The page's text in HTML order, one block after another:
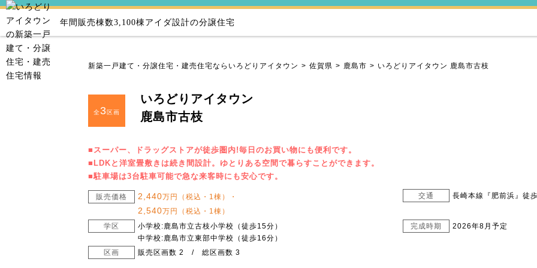
年間販売棟数3,100棟アイダ設計の分譲住宅
新築一戸建て・分譲住宅・建売住宅ならいろどりアイタウン 佐賀県 鹿島市 いろどりアイタウン 鹿島市古枝
全3区画
いろどりアイタウン
鹿島市古枝
■スーパー、ドラッグストアが徒歩圏内!毎日のお買い物にも便利です。
■LDKと洋室畳敷きは続き間設計。ゆとりある空間で暮らすことができます。
■駐車場は3台駐車可能で急な来客時にも安心です。
販売価格 2,440万円（税込・1棟）・
2,540万円（税込・1棟）
交通 長崎本線『肥前浜』徒
学区
小学校:鹿島市立古枝小学校（徒歩15分）
中学校:鹿島市立東部中学校（徒歩16分）
完成時期 2026年8月予定
区画 販売区画数 2 / 総区画数 3